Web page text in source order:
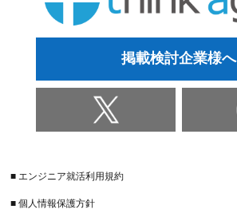
掲載検討企業様へ
■ エンジニア就活利用規約
■ 個人情報保護方針